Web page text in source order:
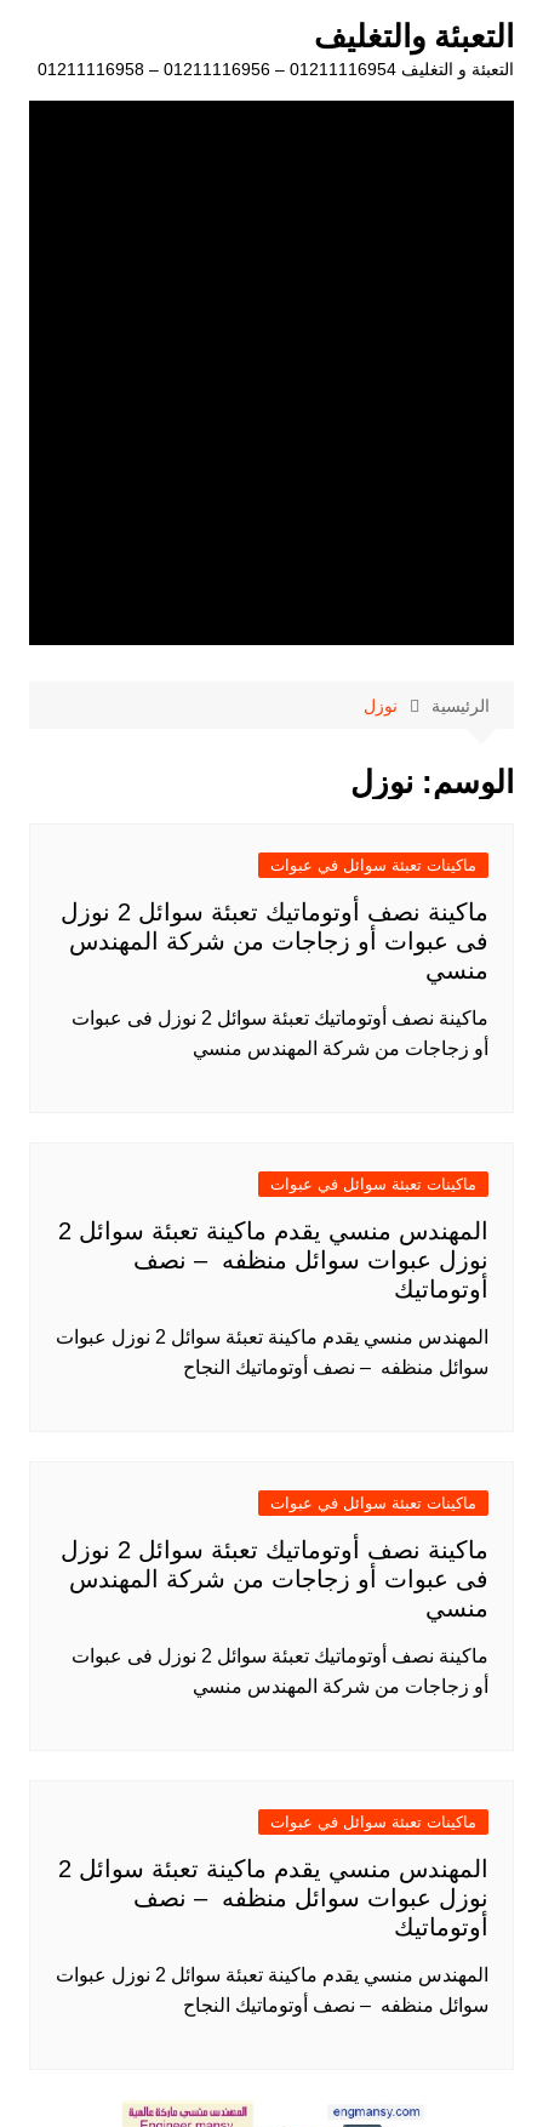
المحتوى
التعبئة والتغليف
التعبئة و التغليف 01211116954 – 01211116956 – 01211116958
الرئيسية نوزل
الوسم: نوزل
ماكينات تعبئة سوائل في عبوات
ماكينة نصف أوتوماتيك تعبئة سوائل 2 نوزل
فى عبوات أو زجاجات من شركة المهندس
منسي
ماكينة نصف أوتوماتيك تعبئة سوائل 2 نوزل فى عبوات
أو زجاجات من شركة المهندس منسي
ماكينات تعبئة سوائل في عبوات
المهندس منسي يقدم ماكينة تعبئة سوائل 2
نوزل عبوات سوائل منظفه – نصف
أوتوماتيك
المهندس منسي يقدم ماكينة تعبئة سوائل 2 نوزل عبوات
سوائل منظفه – نصف أوتوماتيك النجاح
ماكينات تعبئة سوائل في عبوات
ماكينة نصف أوتوماتيك تعبئة سوائل 2 نوزل
فى عبوات أو زجاجات من شركة المهندس
منسي
ماكينة نصف أوتوماتيك تعبئة سوائل 2 نوزل فى عبوات
أو زجاجات من شركة المهندس منسي
ماكينات تعبئة سوائل في عبوات
المهندس منسي يقدم ماكينة تعبئة سوائل 2
نوزل عبوات سوائل منظفه – نصف
أوتوماتيك
المهندس منسي يقدم ماكينة تعبئة سوائل 2 نوزل عبوات
سوائل منظفه – نصف أوتوماتيك النجاح